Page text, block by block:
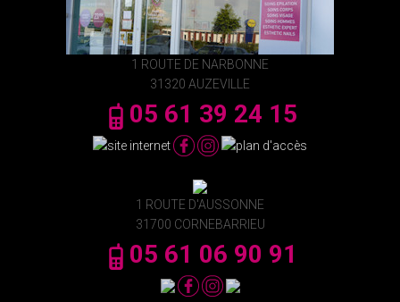
1 ROUTE DE NARBONNE
31320 AUZEVILLE
05 61 39 24 15
1 ROUTE D'AUSSONNE
31700 CORNEBARRIEU
05 61 06 90 91